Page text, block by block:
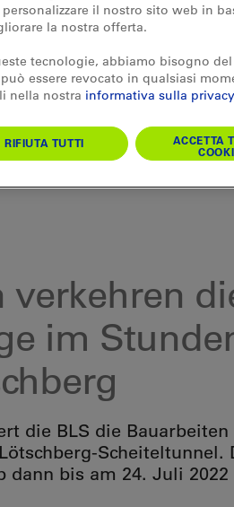
verkehren
im
die BLS die
Scheiteltunnel.
dann bis am 24. Juli 2022
il nostro sito web in
la nostra offerta.
tecnologie, abbiamo bisogno
essere revocato in qualsiasi
nella nostra informativa sulla privacy
RIFIUTA TUTTI
ACCETTA